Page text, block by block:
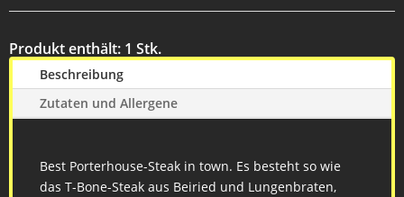
Produkt enthält: 1 Stk.
Beschreibung
Zutaten und Allergene
Best Porterhouse-Steak in town. Es besteht so wie
das T-Bone-Steak aus Beiried und Lungenbraten,